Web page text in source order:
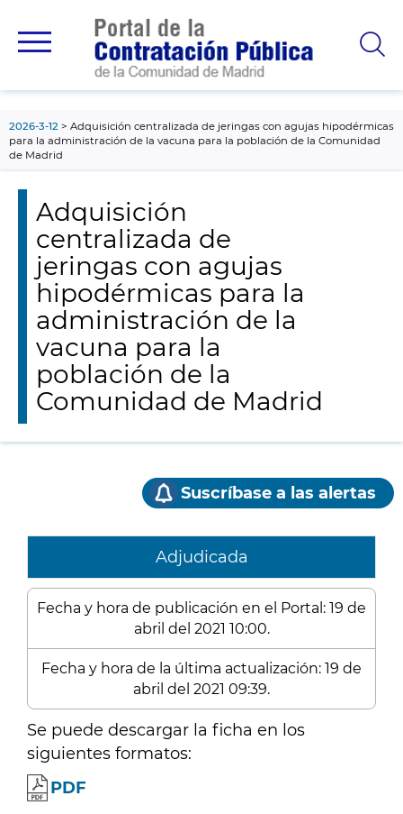
principal
2026-3-12
Adquisición centralizada de jeringas con agujas hipodérmicas
para la administración de la vacuna para la población de la Comunidad
de Madrid
Adquisición
centralizada de
jeringas con agujas
hipodérmicas para la
administración de la
vacuna para la
población de la
Comunidad de Madrid
Suscríbase a las alertas
Adjudicada
Fecha y hora de publicación en el Portal: 19 de
abril del 2021 10:00.
Fecha y hora de la última actualización: 19 de
abril del 2021 09:39.
Se puede descargar la ficha en los
siguientes formatos:
PDF